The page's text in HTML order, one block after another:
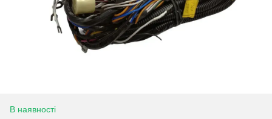
В наявності